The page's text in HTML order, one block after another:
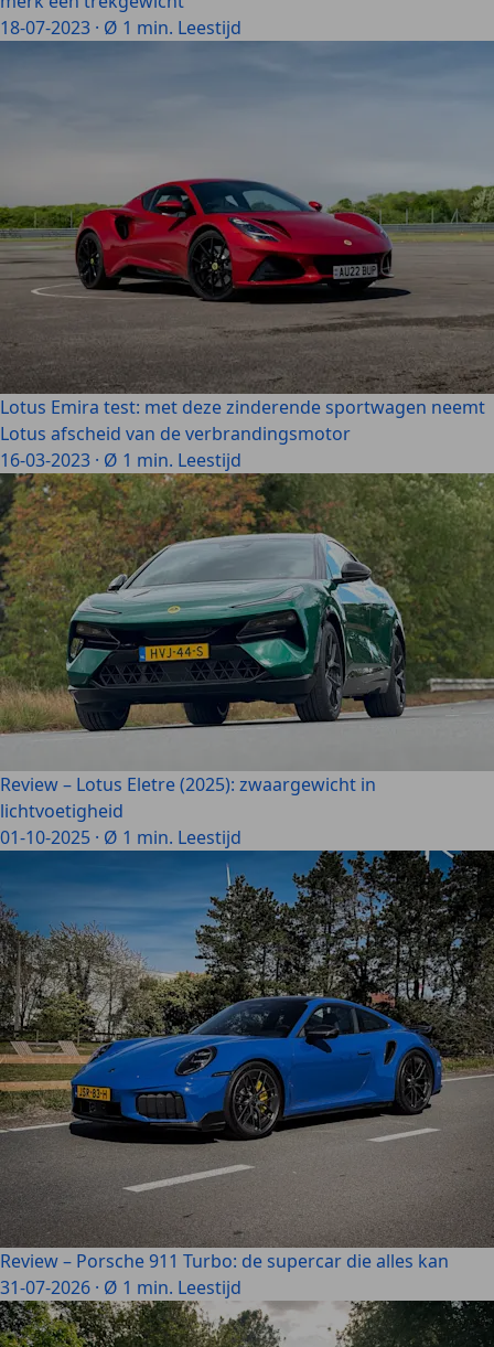
18-07-2023 · Ø 1 min. Leestijd
Lotus Emira test: met deze zinderende sportwagen neemt
Lotus afscheid van de verbrandingsmotor
16-03-2023 · Ø 1 min. Leestijd
Review – Lotus Eletre (2025): zwaargewicht in
lichtvoetigheid
01-10-2025 · Ø 1 min. Leestijd
Review – Porsche 911 Turbo: de supercar die alles kan
31-07-2026 · Ø 1 min. Leestijd